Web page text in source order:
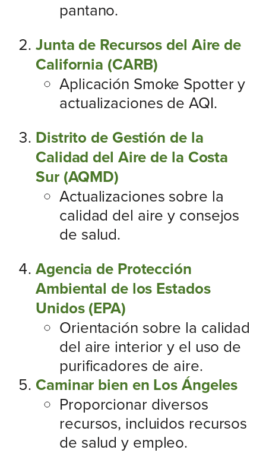
pantano.
Junta de Recursos del Aire de
California (CARB)
Aplicación Smoke Spotter y
actualizaciones de AQI.
Distrito de Gestión de la
Calidad del Aire de la Costa
Sur (AQMD)
Actualizaciones sobre la
calidad del aire y consejos
de salud.
Agencia de Protección
Ambiental de los Estados
Unidos (EPA)
Orientación sobre la calidad
del aire interior y el uso de
purificadores de aire.
Caminar bien en Los Ángeles
Proporcionar diversos
recursos, incluidos recursos
de salud y empleo.